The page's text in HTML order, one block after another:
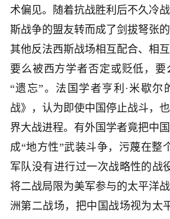
术偏见。随着抗战胜利后不久冷
斯战争的盟友转而成了剑拔弩张
其他反法西斯战场相互配合、相
要么被西方学者否定或贬低，要
“遗忘”。法国学者亨利·米歇尔
战》，认为即使中国停止战斗，
界大战进程。有外国学者竟把中
成“地方性”武装斗争，污蔑在整
军队没有进行过一次战略性的战
将二战局限为美军参与的太平洋
洲第二战场，把中国战场视为太